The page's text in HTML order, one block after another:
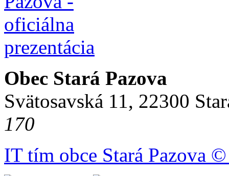
Obec Stará Pazova
Svätosavská 11, 22300
170
IT tím obce Stará Pazova